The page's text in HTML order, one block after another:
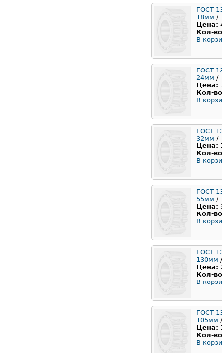
ГОСТ
18мм /
Цена:
Кол-
В
ГОСТ
24мм /
Цена:
Кол-
В
ГОСТ
32мм /
Цена:
Кол-
В
ГОСТ
55мм /
Цена:
Кол-
В
ГОСТ
130мм /
Цена:
Кол-
В
ГОСТ
105мм /
Цена:
Кол-
В